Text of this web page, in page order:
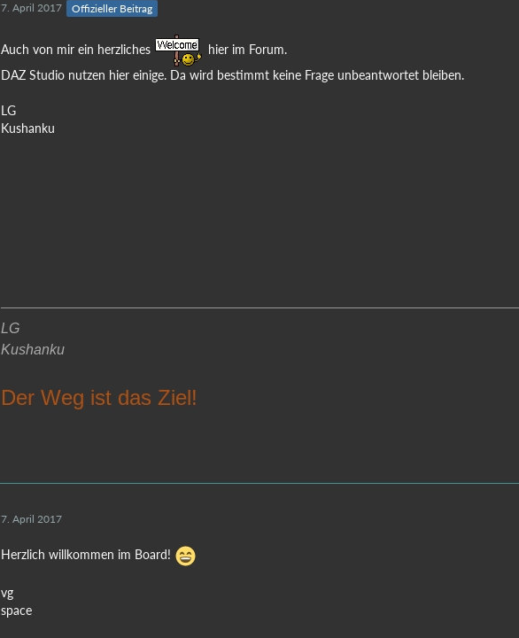
7. April 2017 Offizieller Beitrag
Auch von mir ein herzliches
hier im Forum.
DAZ Studio nutzen hier einige. Da wird bestimmt keine Frage unbeantwortet bleiben.
LG
Kushanku
LG
Kushanku
Der Weg ist das Ziel!
7. April 2017
Herzlich willkommen im Board!
vg
space